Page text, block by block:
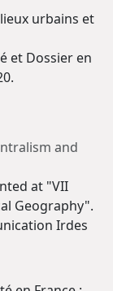
urbains et
et Dossier en
and
at "VII
Geography".
Irdes